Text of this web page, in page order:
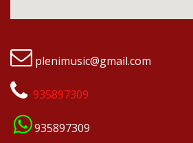
plenimusic@gmail.com
935897309
935897309